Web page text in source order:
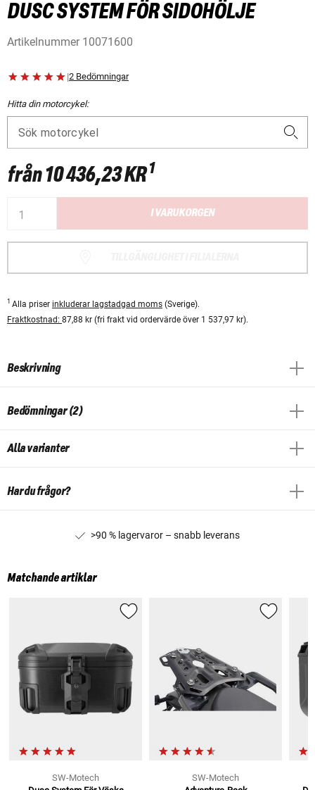
DUSC SYSTEM FÖR SIDOHÖLJE
Artikelnummer 10071600
|2 Bedömningar
Hitta din motorcykel:
Sök motorcykel
från10 436,23 KR1
I VARUKORGEN
1 Alla priser inkluderar lagstadgad moms (Sverige).
Fraktkostnad: 87,88 kr (fri frakt vid ordervärde över 1 537,97 kr).
Beskrivning
Bedömningar (2)
Alla varianter
Har du frågor?
>90 % lagervaror – snabb leverans
Matchande artiklar
SW-Motech
SW-Motech